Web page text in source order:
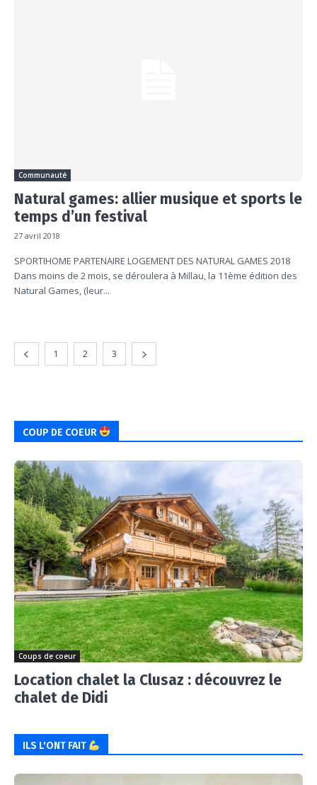
Communauté
Natural games: allier musique et sports le
temps d’un festival
27 avril 2018
SPORTIHOME PARTENAIRE LOGEMENT DES NATURAL GAMES 2018
Dans moins de 2 mois, se déroulera à Millau, la 11ème édition des
Natural Games, (leur...
1 2 3
COUP DE COEUR
Coups de coeur
Location chalet la Clusaz : découvrez le
chalet de Didi
ILS L'ONT FAIT